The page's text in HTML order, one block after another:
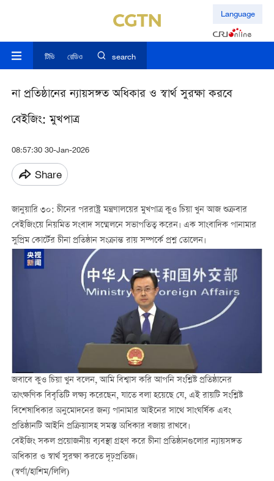
Language
টিভি রেডিও search
না প্রতিষ্ঠানের ন্যায়সঙ্গত অধিকার ও স্বার্থ সুরক্ষা করবে
বেইজিং: মুখপাত্র
08:57:30 30-Jan-2026
Share
জানুয়ারি ৩০: চীনের পররাষ্ট্র মন্ত্রণালয়ের মুখপাত্র কুও চিয়া খুন আজ শুক্রবার
বেইজিংয়ে নিয়মিত সংবাদ সম্মেলনে সভাপতিত্ব করেন। এক সাংবাদিক পানামার
সুপ্রিম কোর্টের চীনা প্রতিষ্ঠান সংক্রান্ত রায় সম্পর্কে প্রশ্ন তোলেন।
জবাবে কুও চিয়া খুন বলেন, আমি বিশ্বাস করি আপনি সংশ্লিষ্ট প্রতিষ্ঠানের
তাৎক্ষণিক বিবৃতিটি লক্ষ্য করেছেন, যাতে বলা হয়েছে যে, এই রায়টি সংশ্লিষ্ট
বিশেষাধিকার অনুমোদনের জন্য পানামার আইনের সাথে সাংঘর্ষিক এবং
প্রতিষ্ঠানটি আইনি প্রক্রিয়াসহ সমস্ত অধিকার বজায় রাখবে।
বেইজিং সকল প্রয়োজনীয় ব্যবস্থা গ্রহণ করে চীনা প্রতিষ্ঠানগুলোর ন্যায়সঙ্গত
অধিকার ও স্বার্থ সুরক্ষা করতে দৃঢ়প্রতিজ্ঞ।
(স্বর্ণা/হাশিম/লিলি)